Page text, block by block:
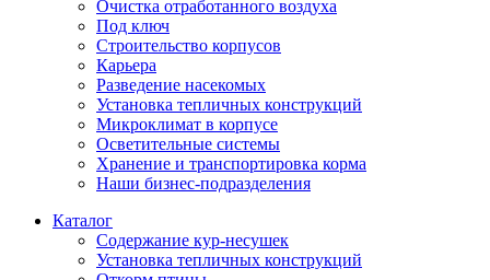
Очистка отработанного воздуха
Под ключ
Строительство корпусов
Карьера
Разведение насекомых
Установка тепличных конструкций
Микроклимат в корпусе
Осветительные системы
Хранение и транспортировка корма
Наши бизнес-подразделения
Каталог
Содержание кур-несушек
Установка тепличных конструкций